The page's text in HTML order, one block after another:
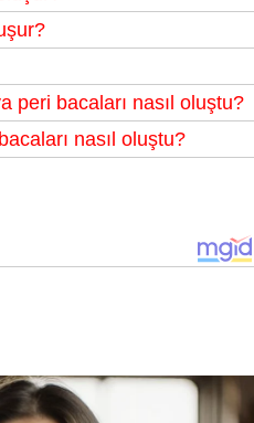
peri bacaları nasıl oluştu?
nasıl oluştu?